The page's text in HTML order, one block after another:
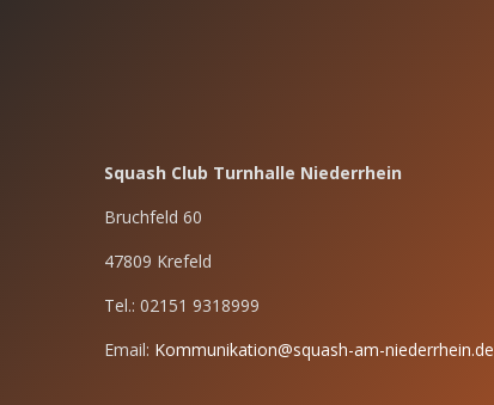
Squash Club Turnhalle Niederrhein
Bruchfeld 60
47809 Krefeld
Tel.: 02151 9318999
Email: Kommunikation@squash-am-niederrhein.de